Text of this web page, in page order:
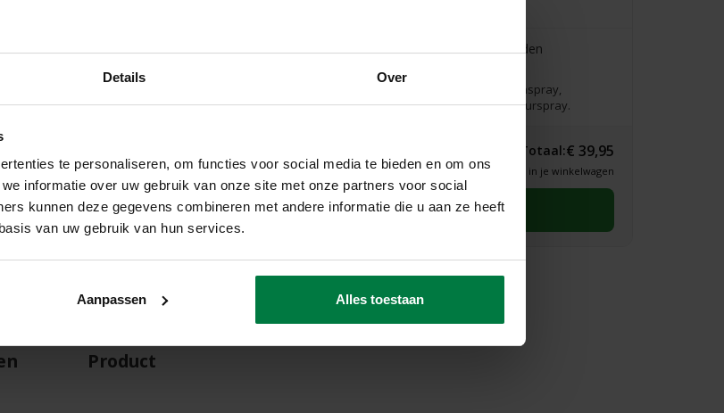
Details Over
te personaliseren, om functies voor social media te bieden en om ons
informatie over uw gebruik van onze site met onze partners voor social
kunnen deze gegevens combineren met andere informatie die u aan ze heeft
van uw gebruik van hun services.
Aanpassen Alles toestaan
Reinigingsset voor tapijt & vloerkleden
Complete verzorgingsset: incl. vlekkenspray,
vlekkenwonder, handdoekje & interieurspray.
Totaal:€ 39,95
* Definitieve prijs zie je in je winkelwagen
Selecteer eerst een maat
Product